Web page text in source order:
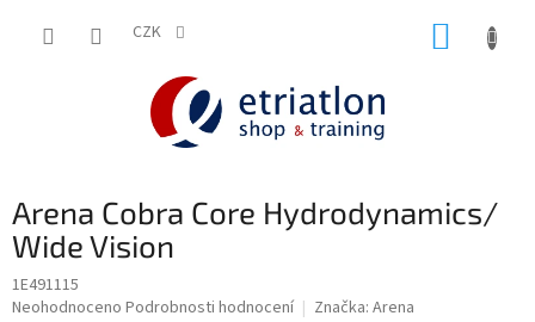
CZK
Arena Cobra Core Hydrodynamics/
Wide Vision
1E491115
Průměrné
Neohodnoceno Podrobnosti hodnocení Značka: Arena
shop.etriatlon.cz - Chat